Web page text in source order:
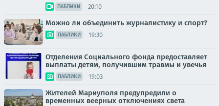
ПАБЛИКИ 20:10
Можно ли объединить журналистику и спорт?
ПАБЛИКИ 19:30
Отделения Социального фонда предоставляет
выплаты детям, получившим травмы и увечья
ПАБЛИКИ 19:03
Жителей Мариуполя предупредили о
временных веерных отключениях света